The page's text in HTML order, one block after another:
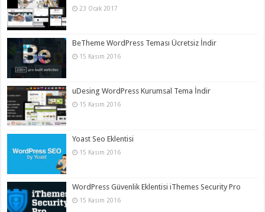
23 Ocak 2017
BeTheme WordPress Teması Ücretsiz İndir
15 Kasım 2016
uDesing WordPress Kurumsal Tema İndir
15 Kasım 2016
Yoast Seo Eklentisi
15 Kasım 2016
WordPress Güvenlik Eklentisi iThemes Security Pro
15 Kasım 2016